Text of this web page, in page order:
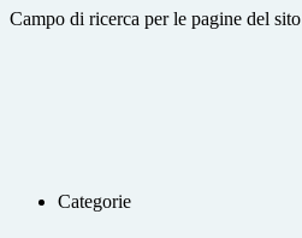
Campo di ricerca per le pagine del sito
Categorie